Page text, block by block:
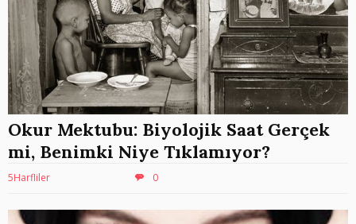
Okur Mektubu: Biyolojik Saat Gerçek
mi, Benimki Niye Tıklamıyor?
5Harfliler 0